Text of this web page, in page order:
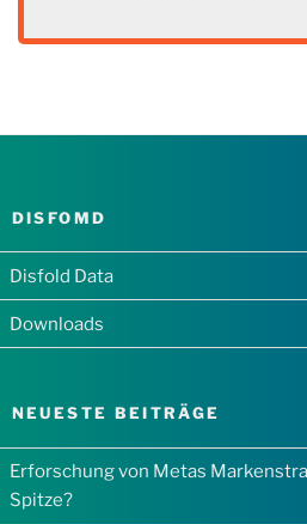
DISFOMD
Disfold Data
Downloads
NEUESTE BEITRÄGE
Erforschung von Metas
Spitze?